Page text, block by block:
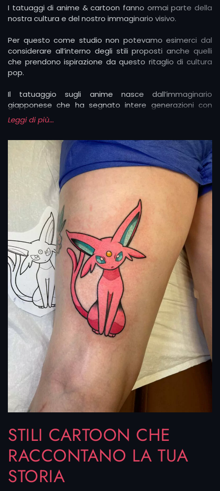
I tatuaggi di anime & cartoon fanno ormai parte della
nostra cultura e del nostro immaginario visivo.
Per questo come studio non potevamo esimerci dal
considerare all’interno degli stili proposti anche quelli
che prendono ispirazione da questo ritaglio di cultura
pop.
Il tatuaggio sugli anime nasce dall’immaginario
giapponese che ha segnato intere generazioni con
storie di eroi, battaglie epiche e mondi fantastici.
dagli anni ’60, con Osamu Tezuka, che lo stile ha preso
la forma che conosciamo oggi.
Negli anni ’90 il fenomeno è esploso con serie come
Dragon Ball, Naruto e One Piece, diventando parte
integrante della cultura pop mondiale.
Un anime tattoo si riconosce subito: linee sottili e
precise, colori vivaci come il blu, il rosa o il verde,
personaggi che trasmettono emozioni forti e scene
dinamiche che sembrano prendere vita.
A differenza di altri stili, qui il cuore è la narrazione. Il
tatuaggio sugli anime non è solo estetica, ma un
frammento di storia personale che si lega a quella di un
manga o di un cartone.
Alcuni scelgono il bianco e nero per un effetto intenso,
altri puntano su versioni a colori che restituiscono
l’energia delle serie.
Leggi di più...
STILI CARTOON CHE
RACCONTANO LA TUA
STORIA